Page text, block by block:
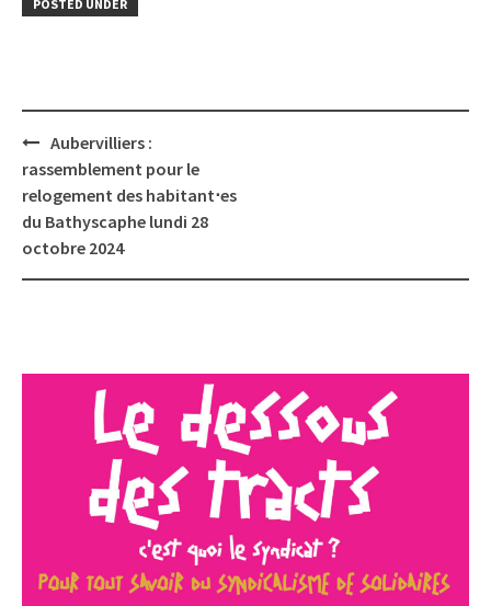
POSTED UNDER
Post
navigation
Aubervilliers :
rassemblement pour le
relogement des habitant⋅es
du Bathyscaphe lundi 28
octobre 2024